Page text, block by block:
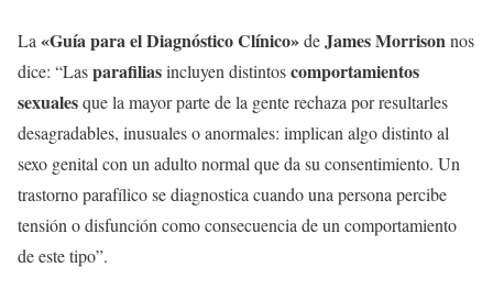
La «Guía para el Diagnóstico Clínico»deJames Morrisonnos
dice: “Lasparafiliasincluyen distintoscomportamientos
sexualesque la mayor parte de la gente rechaza por resultarles
desagradables, inusuales o anormales: implican algo distinto al
sexo genital con un adulto normal que da su consentimiento. Un
trastorno parafílico se diagnostica cuando una persona percibe
tensión o disfunción como consecuencia de un comportamiento
de este tipo”.